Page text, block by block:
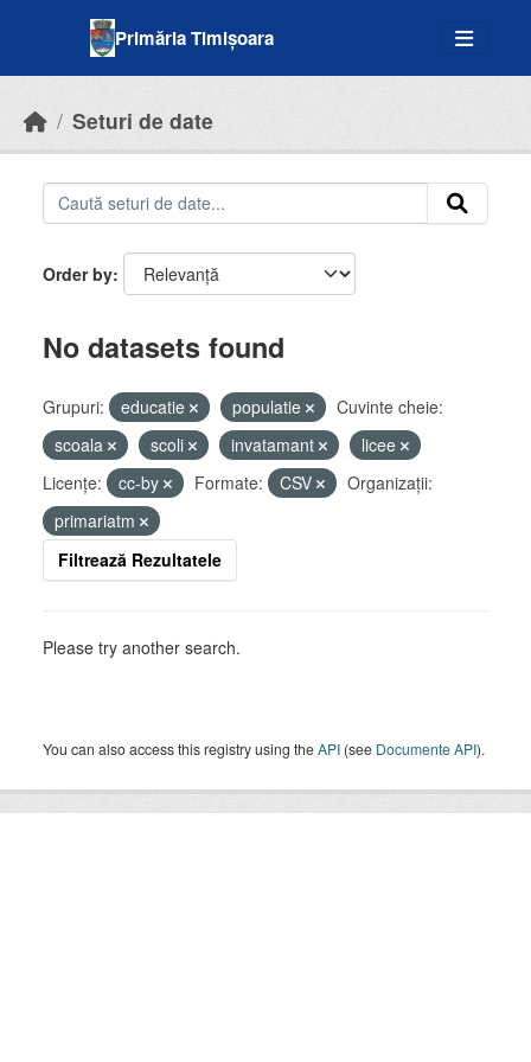
Primăria Timișoara
Seturi de date
Order by
No datasets found
Grupuri: educatie populatie
Cuvinte cheie:
scoala
scoli invatamant
licee
Licenţe:
cc-by Formate: CSV
Organizații:
primariatm
Filtrează Rezultatele
Please try another search.
You can also access this registry using theAPI (see Documente API).